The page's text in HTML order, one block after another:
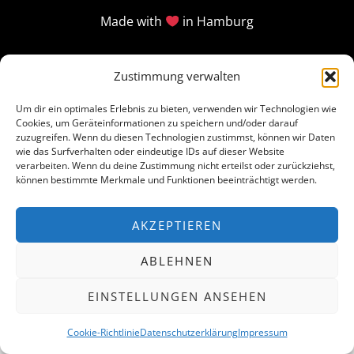
Zustimmung verwalten
Um dir ein optimales Erlebnis zu bieten, verwenden wir Technologien wie
Cookies, um Geräteinformationen zu speichern und/oder darauf
zuzugreifen. Wenn du diesen Technologien zustimmst, können wir Daten
wie das Surfverhalten oder eindeutige IDs auf dieser Website
verarbeiten. Wenn du deine Zustimmung nicht erteilst oder zurückziehst,
können bestimmte Merkmale und Funktionen beeinträchtigt werden.
AKZEPTIEREN
ABLEHNEN
EINSTELLUNGEN ANSEHEN
Cookie-RichtlinieDatenschutzerklärungImpressum
Made with in Hamburg